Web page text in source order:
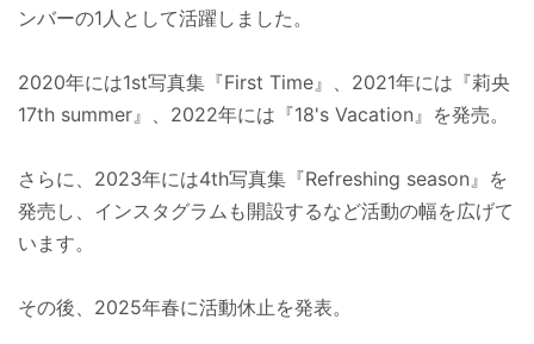
ンバーの1人として活躍しました。
2020年には1st写真集『First Time』、2021年には『莉央
17th summer』、2022年には『18's Vacation』を発売。
さらに、2023年には4th写真集『Refreshing season』を
発売し、インスタグラムも開設するなど活動の幅を広げて
います。
その後、2025年春に活動休止を発表。